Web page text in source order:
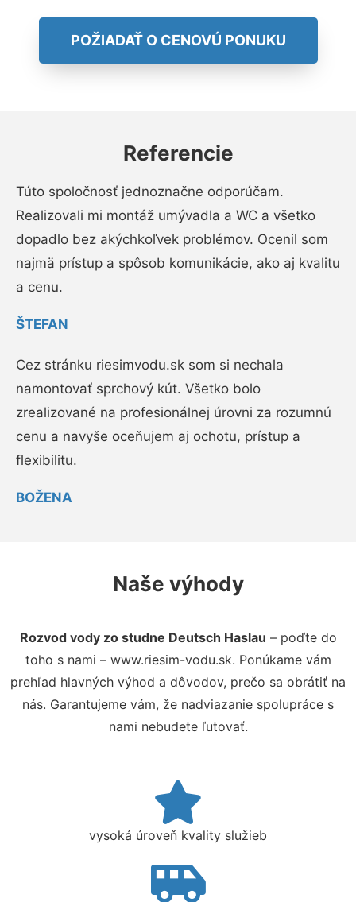
POŽIADAŤ O CENOVÚ PONUKU
Referencie
Túto spoločnosť jednoznačne odporúčam.
Realizovali mi montáž umývadla a WC a všetko
dopadlo bez akýchkoľvek problémov. Ocenil som
najmä prístup a spôsob komunikácie, ako aj kvalitu
a cenu.
ŠTEFAN
Cez stránku riesimvodu.sk som si nechala
namontovať sprchový kút. Všetko bolo
zrealizované na profesionálnej úrovni za rozumnú
cenu a navyše oceňujem aj ochotu, prístup a
flexibilitu.
BOŽENA
Naše výhody
Rozvod vody zo studne Deutsch Haslau – poďte do
toho s nami – www.riesim-vodu.sk. Ponúkame vám
prehľad hlavných výhod a dôvodov, prečo sa obrátiť na
nás. Garantujeme vám, že nadviazanie spolupráce s
nami nebudete ľutovať.
vysoká úroveň kvality služieb